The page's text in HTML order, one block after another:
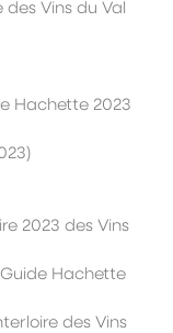
des Vins du Val
Hachette 2023
2023 des Vins
Hachette
des Vins